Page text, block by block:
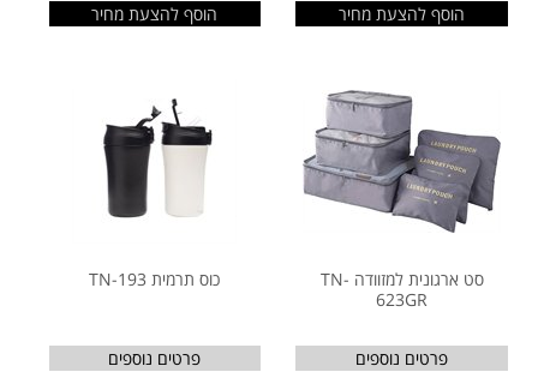
הוסף להצעת מחיר
הוסף להצעת מחיר
סט ארגונית למזוודה TN-
623GR
פרטים נוספים
כוס תרמית TN-193
פרטים נוספים